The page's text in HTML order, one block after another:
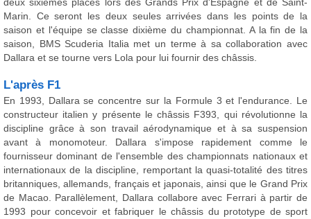
Marin. Ce seront les deux seules arrivées dans les points de la
saison et l'équipe se classe dixième du championnat. A la fin de la
saison, BMS Scuderia Italia met un terme à sa collaboration avec
Dallara et se tourne vers Lola pour lui fournir des châssis.
L'après F1
En 1993, Dallara se concentre sur la Formule 3 et l'endurance. Le
constructeur italien y présente le châssis F393, qui révolutionne la
discipline grâce à son travail aérodynamique et à sa suspension
avant à monomoteur. Dallara s'impose rapidement comme le
fournisseur dominant de l'ensemble des championnats nationaux et
internationaux de la discipline, remportant la quasi-totalité des titres
britanniques, allemands, français et japonais, ainsi que le Grand Prix
de Macao. Parallèlement, Dallara collabore avec Ferrari à partir de
1993 pour concevoir et fabriquer le châssis du prototype de sport